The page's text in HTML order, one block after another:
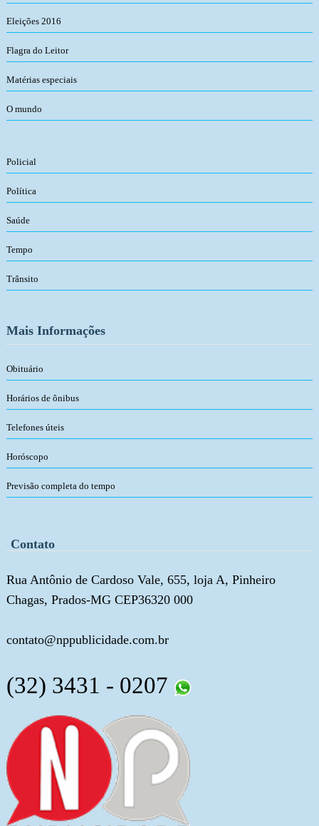
Eleições 2016
Flagra do Leitor
Matérias especiais
O mundo
Policial
Política
Saúde
Tempo
Trânsito
Mais Informações
Obituário
Horários de ônibus
Telefones úteis
Horóscopo
Previsão completa do tempo
Contato
Rua Antônio de Cardoso Vale, 655, loja A, Pinheiro
Chagas, Prados-MG CEP36320 000
contato@nppublicidade.com.br
(32) 3431 - 0207